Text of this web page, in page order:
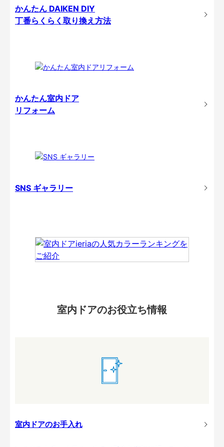
かんたん DAIKEN DIY
丁番らくらく取り換え方法
かんたん室内ドア
リフォーム
SNS ギャラリー
室内ドアのお役立ち情報
室内ドアのお手入れ